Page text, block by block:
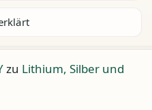
zu Lithium, Silber und